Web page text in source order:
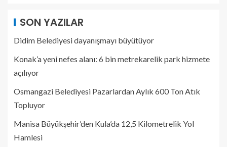
SON YAZILAR
Didim Belediyesi dayanışmayı büyütüyor
Konak’a yeni nefes alanı: 6 bin metrekarelik park hizmete
açılıyor
Osmangazi Belediyesi Pazarlardan Aylık 600 Ton Atık
Topluyor
Manisa Büyükşehir’den Kula’da 12,5 Kilometrelik Yol
Hamlesi